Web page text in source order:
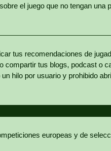
el juego que no tengan una
tus recomendaciones de
compartir tus blogs, podcast o
hilo por usuario y prohibido
europeas y de